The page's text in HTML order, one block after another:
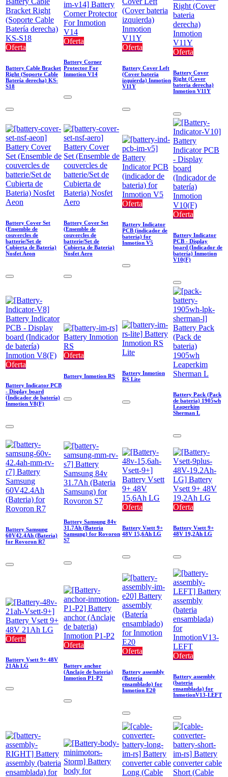
Oferta
Battery Cable Bracket
Right (Soporte Cable
Batería derecha) KS-
S18
Oferta
Battery Corner
Protector For
Inmotion V14
Oferta
Battery Cover Left
(Cover bateria
izquierda) Inmotion
V11Y
Oferta
Battery Cover
Right (Cover
bateria derecha)
Inmotion V11Y
Battery Cover Set
(Ensemble de
couvercles de
batterie/Set de
Cubierta de Bateria)
Nosfet Aeon
Battery Cover Set
(Ensemble de
couvercles de
batterie/Set de
Cubierta de Bateria)
Nosfet Aero
Oferta
Battery Indicator
PCB (indicador de
bateria) for
Inmotion V5
Oferta
Battery Indicator
PCB - Display
board (Indicador de
batería) Inmotion
V10(F)
Oferta
Battery Indicator PCB
- Display board
(Indicador de batería)
Inmotion V8(F)
Oferta
Battery Inmotion RS
Battery Inmotion
RS Lite
Battery Pack (Pack
de bateria) 1905wh
Leaperkim
Sherman L
Battery Samsung
60V42.4Ah (Bateria)
for Rovoron R7
Battery Samsung 84v
31.7Ah (Bateria
Samsung) for Rovoron
S7
Oferta
Battery Vsett 9+
48V 15,6Ah LG
Oferta
Battery Vsett 9+
48V 19,2Ah LG
Oferta
Battery Vsett 9+ 48V
21Ah LG
Oferta
Battery anchor
(Anclaje de bateria)
Inmotion P1-P2
Oferta
Battery assembly
(Batería
ensamblado) for
Inmotion E20
Oferta
Battery assembly
(bateria
ensamblada) for
InmotionV13-LEFT